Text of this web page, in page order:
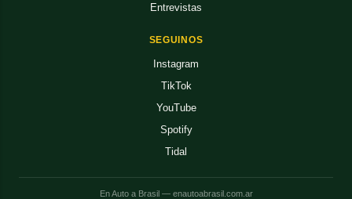
Entrevistas
SEGUINOS
Instagram
TikTok
YouTube
Spotify
Tidal
En Auto a Brasil — enautoabrasil.com.ar